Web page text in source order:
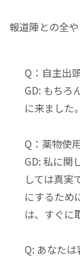
報道陣との全
Q：自主出
GD: もちろ
に来ました。
Q：薬物使
GD: 私に関
しては真実
にするため
は、すぐに
Q: あなた